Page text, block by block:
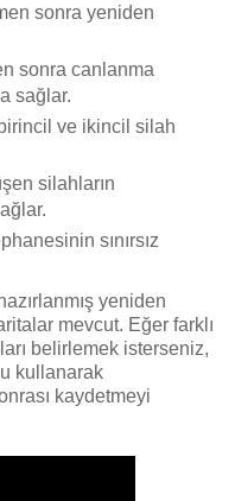
sonra yeniden
sonra canlanma
sağlar.
ve ikincil silah
silahların
sınırsız
yeniden
mevcut. Eğer farklı
belirlemek isterseniz,
kullanarak
kaydetmeyi